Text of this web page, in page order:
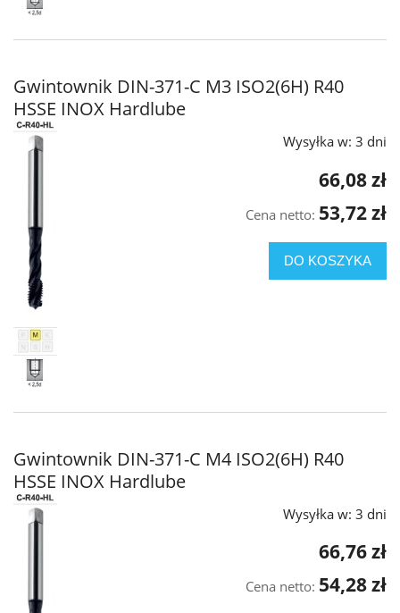
Gwintownik DIN-371-C M3 ISO2(6H) R40
HSSE INOX Hardlube
Wysyłka w: 3 dni
66,08 zł
Cena netto: 53,72 zł
DO KOSZYKA
Gwintownik DIN-371-C M4 ISO2(6H) R40
HSSE INOX Hardlube
Wysyłka w: 3 dni
66,76 zł
Cena netto: 54,28 zł